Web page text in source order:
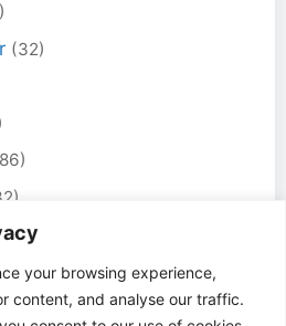
your browsing experience,
content, and analyse our traffic.
(32)